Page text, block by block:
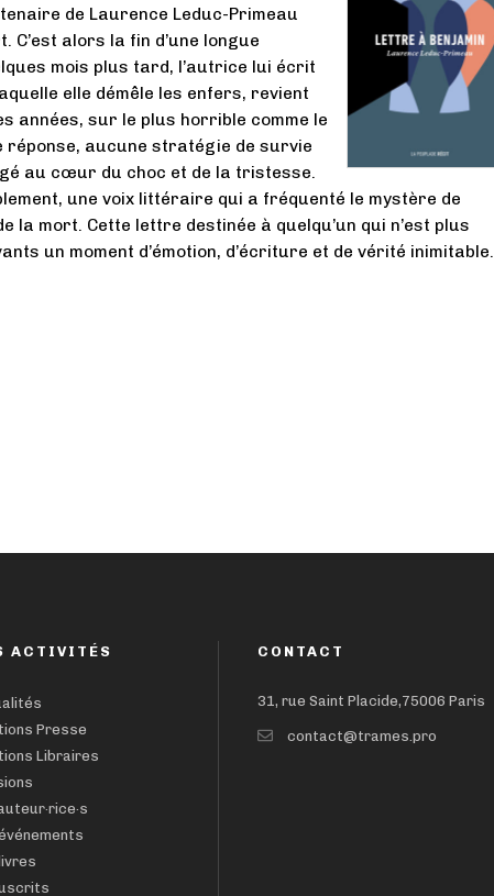
de Laurence Leduc-Primeau
C’est alors la fin d’une longue
mois plus tard, l’autrice lui écrit
elle démêle les enfers, revient
années, sur le plus horrible comme le
réponse, aucune stratégie de survie
au cœur du choc et de la tristesse.
une voix littéraire qui a fréquenté le mystère de
la mort. Cette lettre destinée à quelqu’un qui n’est plus
un moment d’émotion, d’écriture et de vérité inimitable.
ACTIVITÉS
Presse
Libraires
CONTACT
31, rue Saint Placide,75006 Paris
contact@trames.pro